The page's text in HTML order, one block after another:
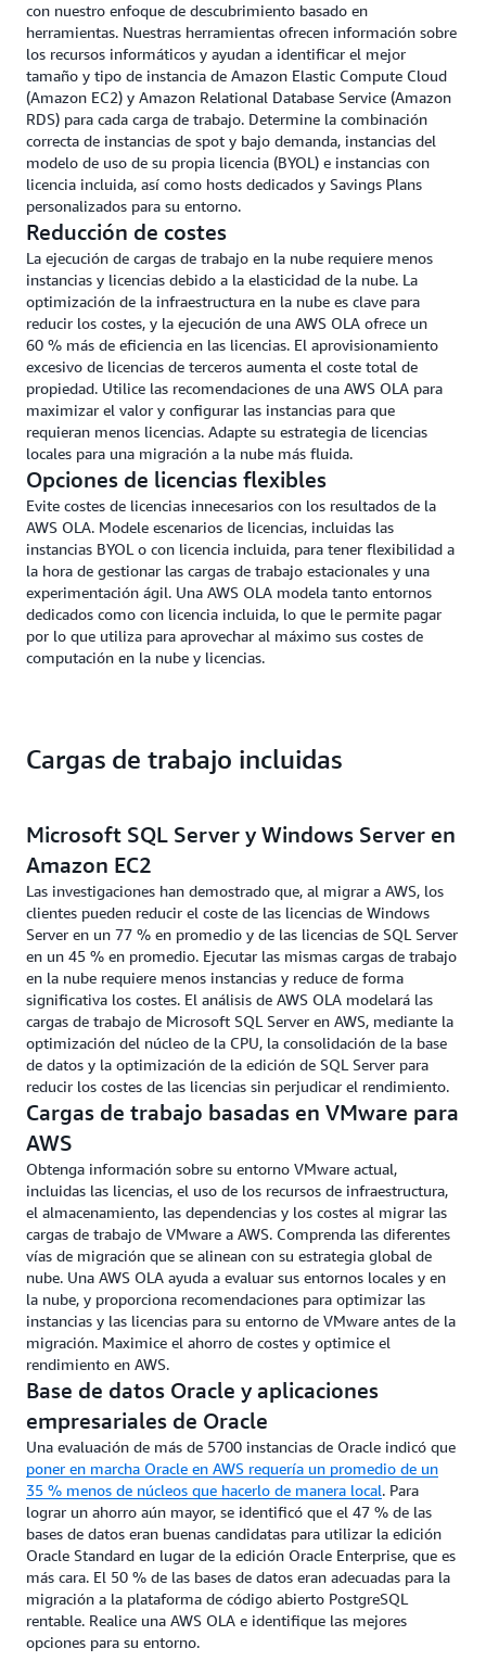
con nuestro enfoque de descubrimiento basado en
herramientas. Nuestras herramientas ofrecen información sobre
los recursos informáticos y ayudan a identificar el mejor
tamaño y tipo de instancia de Amazon Elastic Compute Cloud
(Amazon EC2) y Amazon Relational Database Service (Amazon
RDS) para cada carga de trabajo. Determine la combinación
correcta de instancias de spot y bajo demanda, instancias del
modelo de uso de su propia licencia (BYOL) e instancias con
licencia incluida, así como hosts dedicados y Savings Plans
personalizados para su entorno.
Reducción de costes
La ejecución de cargas de trabajo en la nube requiere menos
instancias y licencias debido a la elasticidad de la nube. La
optimización de la infraestructura en la nube es clave para
reducir los costes, y la ejecución de una AWS OLA ofrece un
60 % más de eficiencia en las licencias. El aprovisionamiento
excesivo de licencias de terceros aumenta el coste total de
propiedad. Utilice las recomendaciones de una AWS OLA para
maximizar el valor y configurar las instancias para que
requieran menos licencias. Adapte su estrategia de licencias
locales para una migración a la nube más fluida.
Opciones de licencias flexibles
Evite costes de licencias innecesarios con los resultados de la
AWS OLA. Modele escenarios de licencias, incluidas las
instancias BYOL o con licencia incluida, para tener flexibilidad a
la hora de gestionar las cargas de trabajo estacionales y una
experimentación ágil. Una AWS OLA modela tanto entornos
dedicados como con licencia incluida, lo que le permite pagar
por lo que utiliza para aprovechar al máximo sus costes de
computación en la nube y licencias.
Cargas de trabajo incluidas
Microsoft SQL Server y Windows Server en
Amazon EC2
Las investigaciones han demostrado que, al migrar a AWS, los
clientes pueden reducir el coste de las licencias de Windows
Server en un 77 % en promedio y de las licencias de SQL Server
en un 45 % en promedio. Ejecutar las mismas cargas de trabajo
en la nube requiere menos instancias y reduce de forma
significativa los costes. El análisis de AWS OLA modelará las
cargas de trabajo de Microsoft SQL Server en AWS, mediante la
optimización del núcleo de la CPU, la consolidación de la base
de datos y la optimización de la edición de SQL Server para
reducir los costes de las licencias sin perjudicar el rendimiento.
Cargas de trabajo basadas en VMware para
AWS
Obtenga información sobre su entorno VMware actual,
incluidas las licencias, el uso de los recursos de infraestructura,
el almacenamiento, las dependencias y los costes al migrar las
cargas de trabajo de VMware a AWS. Comprenda las diferentes
vías de migración que se alinean con su estrategia global de
nube. Una AWS OLA ayuda a evaluar sus entornos locales y en
la nube, y proporciona recomendaciones para optimizar las
instancias y las licencias para su entorno de VMware antes de la
migración. Maximice el ahorro de costes y optimice el
rendimiento en AWS.
Base de datos Oracle y aplicaciones
empresariales de Oracle
Una evaluación de más de 5700 instancias de Oracle indicó que
poner en marcha Oracle en AWS requería un promedio de un
35 % menos de núcleos que hacerlo de manera local. Para
lograr un ahorro aún mayor, se identificó que el 47 % de las
bases de datos eran buenas candidatas para utilizar la edición
Oracle Standard en lugar de la edición Oracle Enterprise, que es
más cara. El 50 % de las bases de datos eran adecuadas para la
migración a la plataforma de código abierto PostgreSQL
rentable. Realice una AWS OLA e identifique las mejores
opciones para su entorno.